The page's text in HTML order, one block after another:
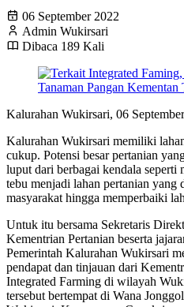
06 September 2022
Admin Wukirsari
Dibaca 189 Kali
Kalurahan Wukirsari, 06
Kalurahan Wukirsari memiliki
cukup. Potensi besar pertanian
luput dari berbagai kendala seperti
tebu menjadi lahan pertanian yang
masyarakat hingga memperbaiki
Untuk itu bersama Sekretaris
Kementrian Pertanian beserta
Pemerintah Kalurahan Wukirsari
pendapat dan tinjauan dari
Integrated Farming di wilayah
tersebut bertempat di Wana